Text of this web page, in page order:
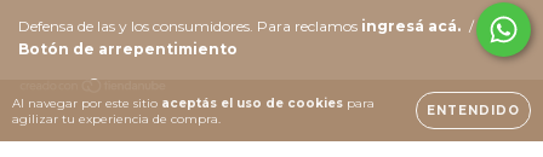
Al navegar por este sitio aceptás el uso de cookies para
agilizar tu experiencia de compra.
ENTENDIDO
Defensa de las y los consumidores. Para reclamos ingresá acá. /
Botón de arrepentimiento